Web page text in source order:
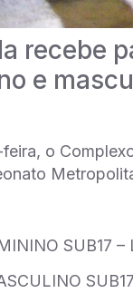
recebe
e
o
SUB17